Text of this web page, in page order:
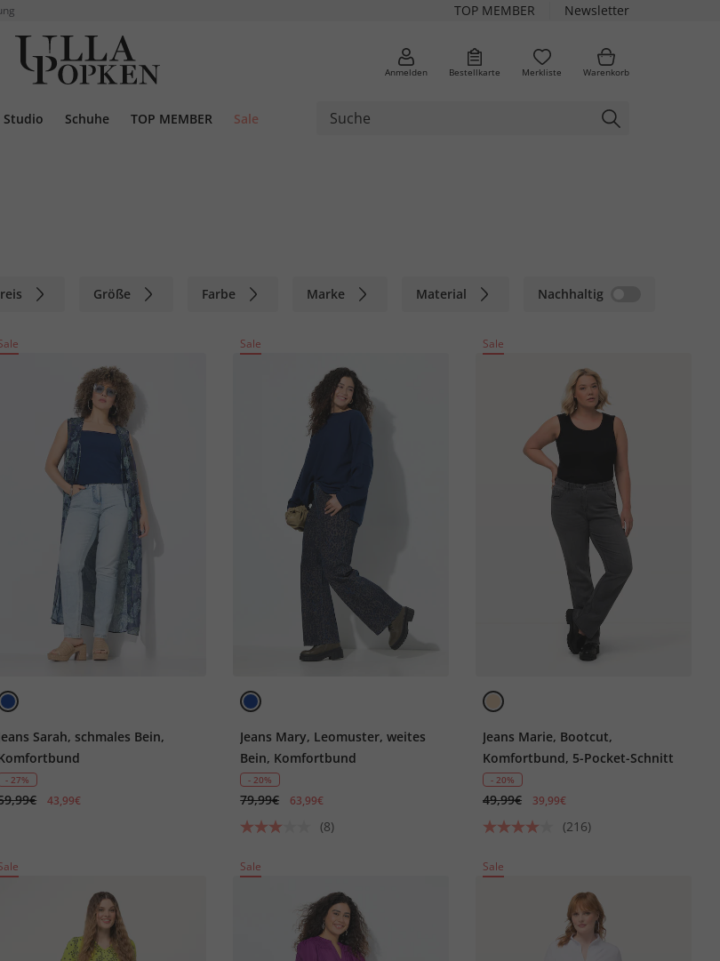
TOP MEMBER Newsletter
Anmelden Bestellkarte Merkliste Warenkorb
Studio Schuhe TOP MEMBER Sale
Größe Farbe Marke Material Nachhaltig
Sarah, schmales Bein,
- 27%
43,99€
Sale
Jeans Mary, Leomuster, weites
Bein, Komfortbund
- 20%
79,99€ 63,99€
(8)
Sale
Jeans Marie, Bootcut,
Komfortbund, 5-Pocket-Schnitt
- 20%
49,99€ 39,99€
(216)
Sale Sale